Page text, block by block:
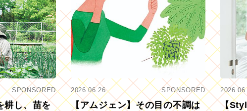
SPONSORED
耕し、苗を
2026.06.26 SPONSORED
【アムジェン】その目の不調は
【